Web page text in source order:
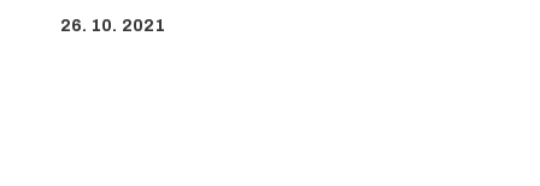
26. 10. 2021